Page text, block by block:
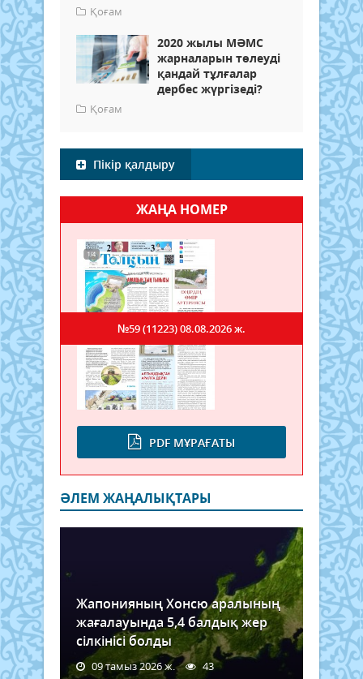
Қоғам
2020 жылы МӘМС
жарналарын төлеуді
қандай тұлғалар
дербес жүргізеді?
Қоғам
Пікір қалдыру
ЖАҢА НОМЕР
PDF МҰРАҒАТЫ
№59 (11223)08.08.2026 ж.
ӘЛЕМ ЖАҢАЛЫҚТАРЫ
Жапонияның Хонсю аралының
жағалауында 5,4 балдық жер
сілкінісі болды
09 тамыз 2026 ж. 43